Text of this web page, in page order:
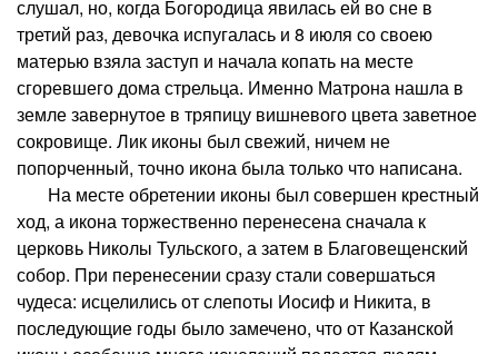
слушал, но, когда Богородица явилась ей во сне в
третий раз, девочка испугалась и 8 июля со своею
матерью взяла заступ и начала копать на месте
сгоревшего дома стрельца. Именно Матрона нашла в
земле завернутое в тряпицу вишневого цвета заветное
сокровище. Лик иконы был свежий, ничем не
попорченный, точно икона была только что написана.
На месте обретении иконы был совершен крестный
ход, а икона торжественно перенесена сначала к
церковь Николы Тульского, а затем в Благовещенский
собор. При перенесении сразу стали совершаться
чудеса: исцелились от слепоты Иосиф и Никита, в
последующие годы было замечено, что от Казанской